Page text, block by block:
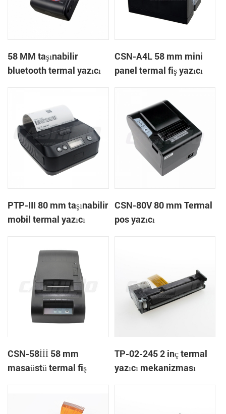
58 MM taşınabilir
bluetooth termal yazıcı
CSN-A4L 58 mm mini
panel termal fiş yazıcı
PTP-III 80 mm taşınabilir
mobil termal yazıcı
CSN-80V 80 mm Termal
pos yazıcı
CSN-58İİİ 58 mm
masaüstü termal fiş
TP-02-245 2 inç termal
yazıcı mekanizması